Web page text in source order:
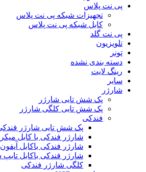
پی نت پلاس
تجهیزات شبکه پی نت پلاس
کابل شبکه پی نت پلاس
پی نت گلد
تلویزیون
تونر
دسته بندی نشده
رینگ لایت
سایر
شارژر
پک شش تایی شارژر
پک شش تایی کلگی شارژر
فندکی
پک شش تایی شارژر
شارژر فندکی با کابل
شارژر فندکی باکابل آیفون
شارژر فندکی باکابل
کلگی شارژر فندکی